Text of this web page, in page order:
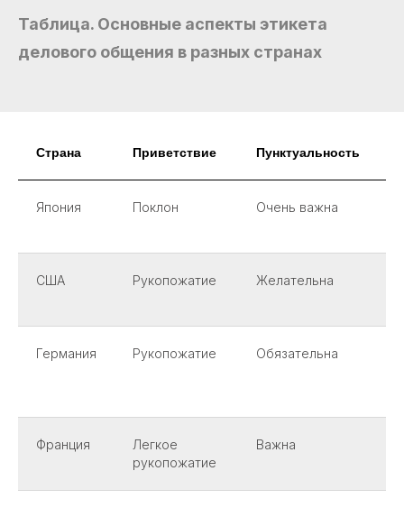
Таблица. Основные аспекты этикета
делового общения в разных странах
Страна Приветствие Пунктуальность
Япония Поклон Очень важна
США Рукопожатие Желательна
Германия Рукопожатие Обязательна
Франция
Легкое
рукопожатие
Важна